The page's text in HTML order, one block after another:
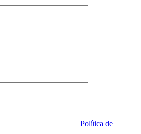
Política de